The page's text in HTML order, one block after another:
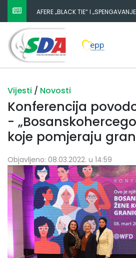
AFERE „BLACK TIE“ I
ZATAŠKATI
Vijesti / Novosti
Konferencija
-
koje pomjeraju
Objavljeno: 08.03.2022. u 14:59